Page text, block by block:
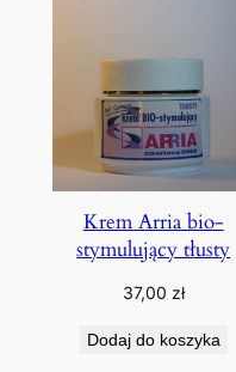
Krem Arria bio-
stymulujący tłusty
37,00 zł
Dodaj do koszyka